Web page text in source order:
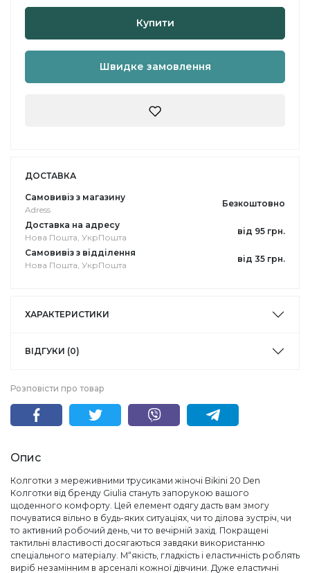
Купити
Швидке замовлення
ДОСТАВКА
Самовивіз з магазину
Adress
Безкоштовно
Доставка на адресу
Нова Пошта, УкрПошта
від 95 грн.
Самовивіз з відділення
Нова Пошта, УкрПошта
від 35 грн.
ХАРАКТЕРИСТИКИ
ВІДГУКИ (0)
Розповісти про товар
Опис
Колготки з мереживними трусиками жіночі Bikini 20 Den
Колготки від бренду Giulia стануть запорукою вашого
щоденного комфорту. Цей елемент одягу дасть вам змогу
почуватися вільно в будь-яких ситуаціях, чи то ділова зустріч, чи
то активний робочий день, чи то вечірній захід. Покращені
тактильні властивості досягаються завдяки використанню
спеціального матеріалу. М“якість, гладкість і еластичність роблять
виріб незамінним в арсеналі кожної дівчини. Дуже еластичні